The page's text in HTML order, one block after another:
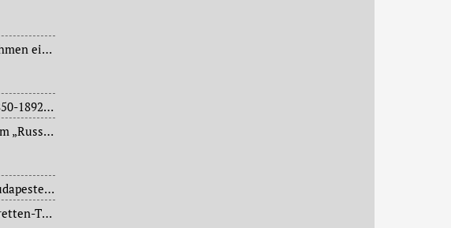
Reichsgründungsfeier an der Universität Frankfurt. Die Festrede im Rahmen eines akademischen Festaktes in der Aula der Universität hält der Ordinarius der Mathematik (seit 1921), Prof. Max Dehn (1878-1952): „Die geistige Eigenart des Mathematikers“.
Der Vorstand der 1887 von der Freiin Hannah Louise von Rothschild (1850-1892) zum Andenken an ihren 1886 verstorbenen Vater, Freiherr Mayer Carl von Rothschild (1820-1886), geschaffenen Stiftung „Freiherrlich Carl von Rothschild’schen öffentliche Bibliothek“ beschließt aufgrund der Entwertung des Stiftungsvermögens infolge der Inflation die Auflösung dieser Stiftung. Die Rothschild’sche Bibliothek mitsamt ihrem Domizil wird im gleichen Jahr von der Stadt Frankfurt am Main übernommen und fließt schließlich in die „Stadt- und Universitätsbibliothek“ ein.
Sonderkonzert der Frankfurter Museumsgesellschaft im Saalbau mit dem „Russischen Staatschor“ (ehemaliger Kaiserlicher Chor) unter der Leitung vom Prof. Mikhail Georgievich Klimov.
Kammermusik-Abend der Frankfurter Museumsgesellschaft mit dem Budapester „Léner-Quartett“ im Saalbau.
Tod der aus Ungarn stammenden Soubrette des Frankfurter Neuen Operetten-Theaters, Lisa Rado (1892-1928).